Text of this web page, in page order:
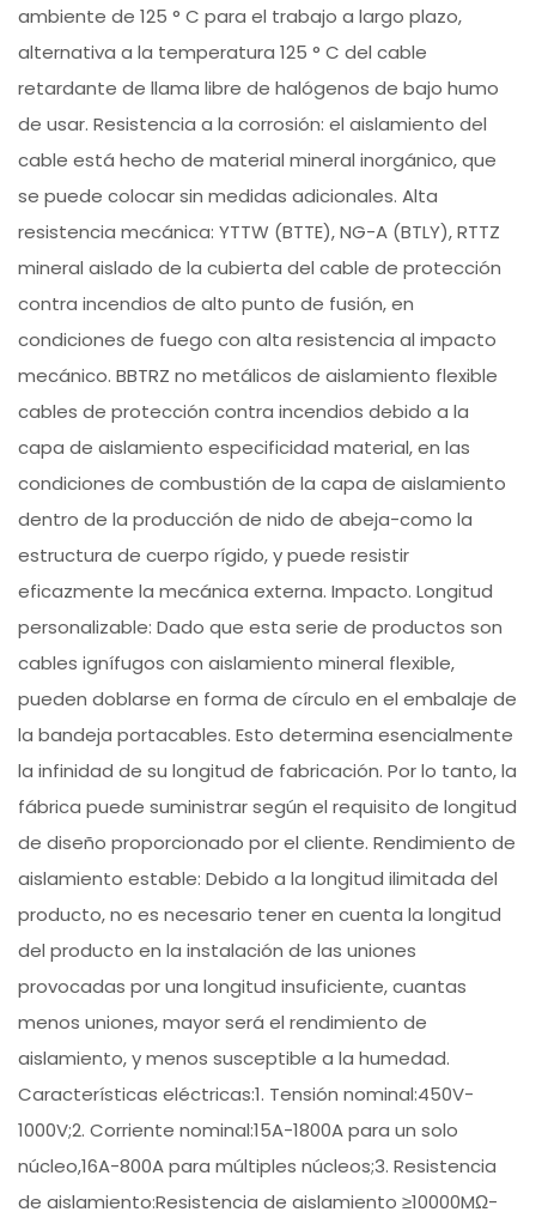
ambiente de 125 ° C para el trabajo a largo plazo,
alternativa a la temperatura 125 ° C del cable
retardante de llama libre de halógenos de bajo humo
de usar. Resistencia a la corrosión: el aislamiento del
cable está hecho de material mineral inorgánico, que
se puede colocar sin medidas adicionales. Alta
resistencia mecánica: YTTW (BTTE), NG-A (BTLY), RTTZ
mineral aislado de la cubierta del cable de protección
contra incendios de alto punto de fusión, en
condiciones de fuego con alta resistencia al impacto
mecánico. BBTRZ no metálicos de aislamiento flexible
cables de protección contra incendios debido a la
capa de aislamiento especificidad material, en las
condiciones de combustión de la capa de aislamiento
dentro de la producción de nido de abeja-como la
estructura de cuerpo rígido, y puede resistir
eficazmente la mecánica externa. Impacto. Longitud
personalizable: Dado que esta serie de productos son
cables ignífugos con aislamiento mineral flexible,
pueden doblarse en forma de círculo en el embalaje de
la bandeja portacables. Esto determina esencialmente
la infinidad de su longitud de fabricación. Por lo tanto, la
fábrica puede suministrar según el requisito de longitud
de diseño proporcionado por el cliente. Rendimiento de
aislamiento estable: Debido a la longitud ilimitada del
producto, no es necesario tener en cuenta la longitud
del producto en la instalación de las uniones
provocadas por una longitud insuficiente, cuantas
menos uniones, mayor será el rendimiento de
aislamiento, y menos susceptible a la humedad.
Características eléctricas:1. Tensión nominal:450V-
1000V;2. Corriente nominal:15A-1800A para un solo
núcleo,16A-800A para múltiples núcleos;3. Resistencia
de aislamiento:Resistencia de aislamiento ≥10000MΩ-